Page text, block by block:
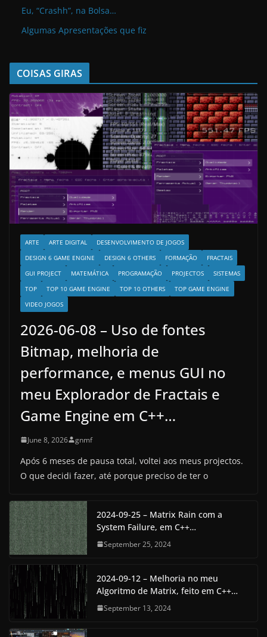
Eu, “Crashh”, na Bolsa…
Algumas Apresentações que fiz
COISAS GIRAS
ARTE ARTE DIGITAL
DESENVOLVIMENTO DE JOGOS
DESIGN 6 GAME ENGINE
DESIGN 6 OTHERS FORMAÇÃO
FRACTAIS
GUI PROJECT
MATEMÁTICA PROGRAMAÇÃO PROJECTOS
SISTEMAS
TOP
TOP 10 GAME ENGINE TOP 10 OTHERS
TOP GAME ENGINE
VIDEO JOGOS
2026-06-08 – Uso de fontes
Bitmap, melhoria de
performance, e menus GUI no
meu Explorador de Fractais e
Game Engine em C++…
June 8, 2026 gnmf
Após 6 meses de pausa total, voltei aos meus projectos.
O que decidi fazer, até porque preciso de ter o
2024-09-25 – Matrix Rain com a
System Failure, em C++…
September 25, 2024
2024-09-12 – Melhoria no meu
Algoritmo de Matrix, feito em C++…
September 13, 2024